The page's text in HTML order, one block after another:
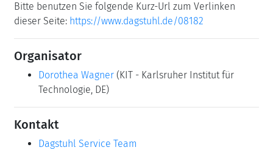
Bitte benutzen Sie folgende Kurz-Url zum Verlinken
dieser Seite: https://www.dagstuhl.de/08182
Organisator
Dorothea Wagner (KIT - Karlsruher Institut für
Technologie, DE)
Kontakt
Dagstuhl Service Team